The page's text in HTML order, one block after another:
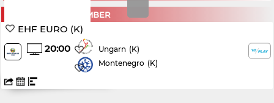
THURSDAY, 3. DECEMBER
EHF EURO (K)
20:00
Ungarn (K)
Montenegro (K)